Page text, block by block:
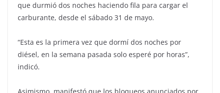
que durmió dos noches haciendo fila para cargar el
carburante, desde el sábado 31 de mayo.
“Esta es la primera vez que dormí dos noches por
diésel, en la semana pasada solo esperé por horas”,
indicó.